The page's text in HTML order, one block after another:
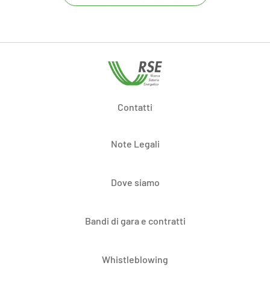
Contatti
Note Legali
Dove siamo
Bandi di gara e contratti
Whistleblowing